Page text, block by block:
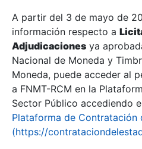
Mostrar/Ocultar
A partir del 3 de mayo de
información respecto a
Adjudicaciones ya
Nacional de Moneda y
Moneda, puede acceder al
a FNMT-RCM en la
Sector Público accediendo
Plataforma de Contratación
(https://